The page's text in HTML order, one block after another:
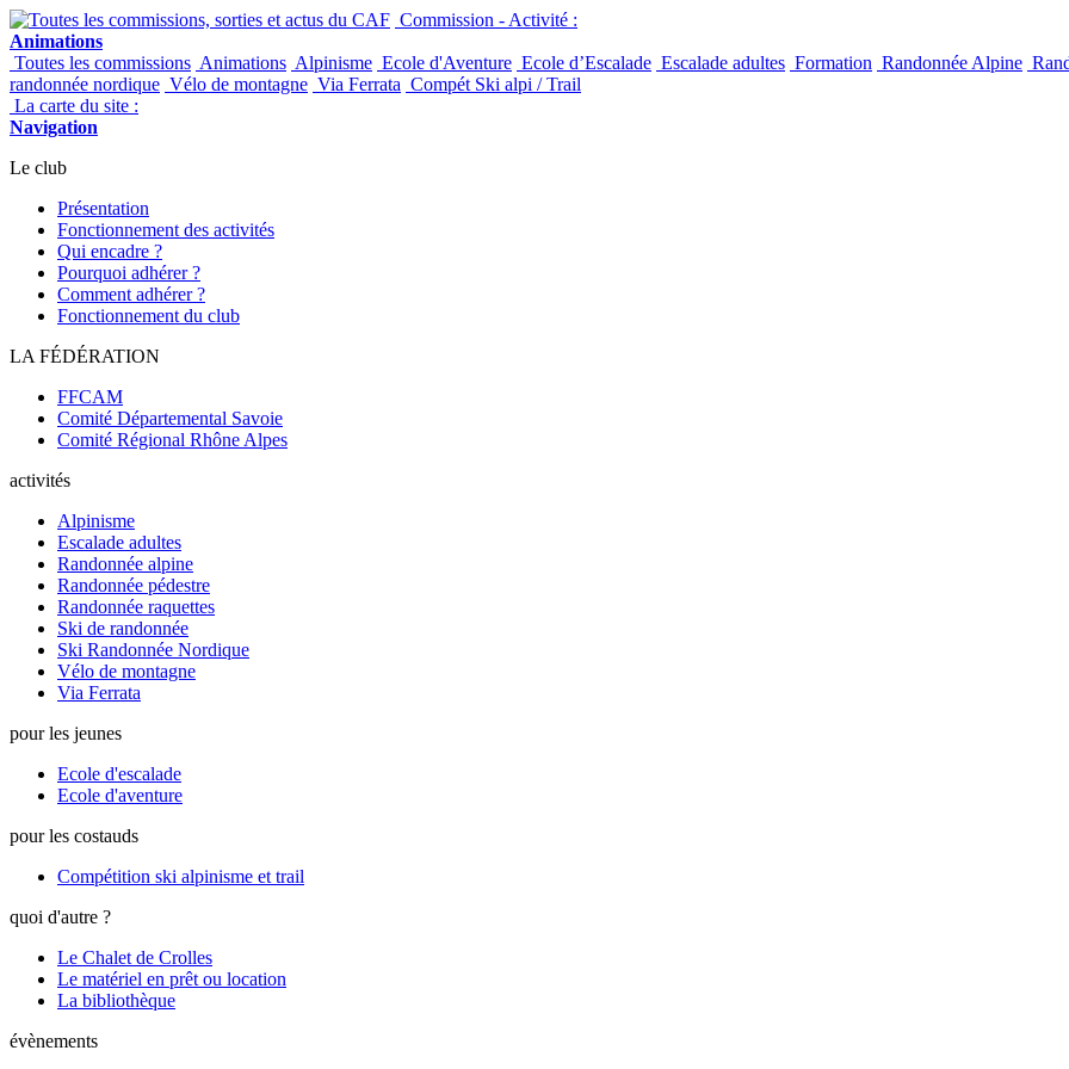
Commission - Activité :
Animations
Toutes les commissions Animations Alpinisme Ecole d'Aventure Ecole d’Escalade Escalade adultes Formation Randonnée Alpine
randonnée nordique Vélo de montagne Via Ferrata Compét Ski alpi / Trail
La carte du site :
Navigation
Le club
Présentation
Fonctionnement des activités
Qui encadre ?
Pourquoi adhérer ?
Comment adhérer ?
Fonctionnement du club
LA FÉDÉRATION
FFCAM
Comité Départemental Savoie
Comité Régional Rhône Alpes
activités
Alpinisme
Escalade adultes
Randonnée alpine
Randonnée pédestre
Randonnée raquettes
Ski de randonnée
Ski Randonnée Nordique
Vélo de montagne
Via Ferrata
pour les jeunes
Ecole d'escalade
Ecole d'aventure
pour les costauds
Compétition ski alpinisme et trail
quoi d'autre ?
Le Chalet de Crolles
Le matériel en prêt ou location
La bibliothèque
évènements